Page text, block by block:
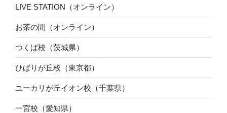
LIVE STATION（オンライン）
お茶の間（オンライン）
つくば校（茨城県）
ひばりが丘校（東京都）
ユーカリが丘イオン校（千葉県）
一宮校（愛知県）